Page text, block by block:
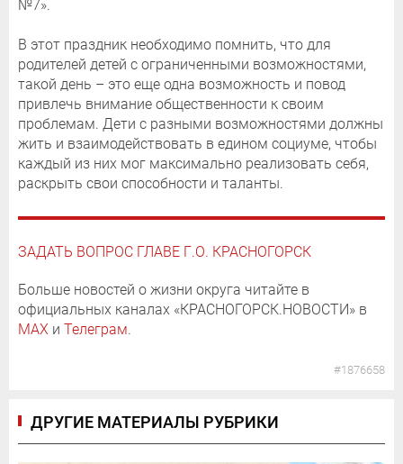
№7».
В этот праздник необходимо помнить, что для
родителей детей с ограниченными возможностями,
такой день – это еще одна возможность и повод
привлечь внимание общественности к своим
проблемам. Дети с разными возможностями должны
жить и взаимодействовать в едином социуме, чтобы
каждый из них мог максимально реализовать себя,
раскрыть свои способности и таланты.
ЗАДАТЬ ВОПРОС ГЛАВЕ Г.О. КРАСНОГОРСК
Больше новостей о жизни округа читайте в
официальных каналах «КРАСНОГОРСК.НОВОСТИ» в
MAX и Телеграм.
#1876658
ДРУГИЕ МАТЕРИАЛЫ РУБРИКИ